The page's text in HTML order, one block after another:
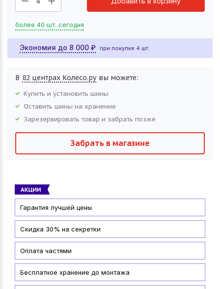
более 40 шт. сегодня
Экономия до 8 000 ₽ при покупке 4 шт.
В 82 центрах Колесо.ру вы можете:
Купить и установить шины
Оставить шины на хранение
Зарезервировать товар и забрать позже
Забрать в магазине
Гарантия лучшей цены
Скидка 30% на секретки
Оплата частями
Бесплатное хранение до монтажа